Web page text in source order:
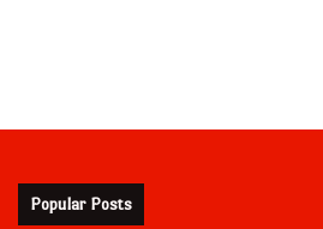
Popular Posts